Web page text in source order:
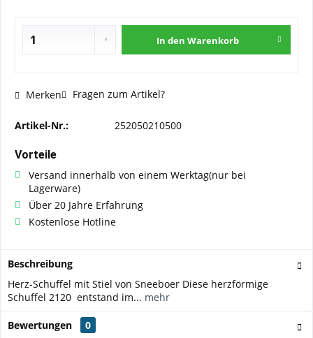
In den Warenkorb
Merken Fragen zum Artikel?
Artikel-Nr.: 252050210500
Vorteile
Versand innerhalb von einem Werktag(nur bei
Lagerware)
Über 20 Jahre Erfahrung
Kostenlose Hotline
Beschreibung
Herz-Schuffel mit Stiel von Sneeboer Diese herzförmige
Schuffel 2120 entstand im... mehr
Bewertungen
0